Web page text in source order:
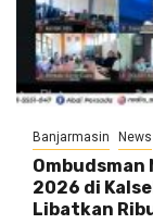
Banjarmasin News
2026 di
Libatkan